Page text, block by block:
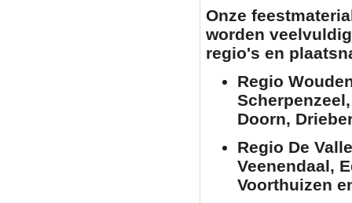
Onze
worden
regio's en
Regio
Doorn,
Regio De
Veenendaal,
Voorthuizen